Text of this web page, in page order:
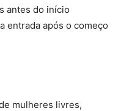
antes do início
entrada após o começo
mulheres livres,